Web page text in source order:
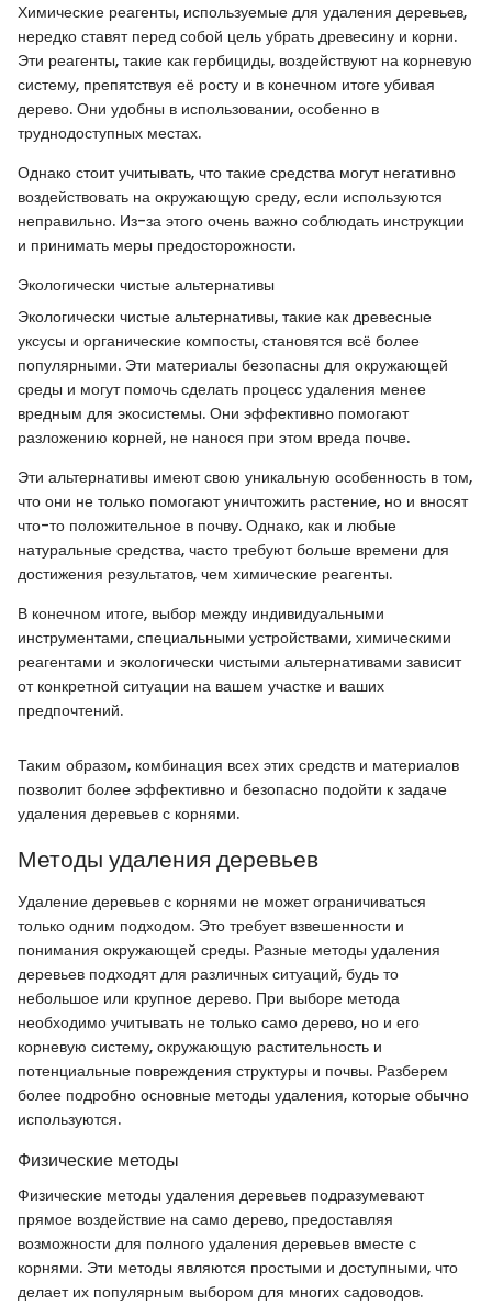
Химические реагенты, используемые для удаления деревьев,
нередко ставят перед собой цель убрать древесину и корни.
Эти реагенты, такие как гербициды, воздействуют на корневую
систему, препятствуя её росту и в конечном итоге убивая
дерево. Они удобны в использовании, особенно в
труднодоступных местах.
Однако стоит учитывать, что такие средства могут негативно
воздействовать на окружающую среду, если используются
неправильно. Из-за этого очень важно соблюдать инструкции
и принимать меры предосторожности.
Экологически чистые альтернативы
Экологически чистые альтернативы, такие как древесные
уксусы и органические компосты, становятся всё более
популярными. Эти материалы безопасны для окружающей
среды и могут помочь сделать процесс удаления менее
вредным для экосистемы. Они эффективно помогают
разложению корней, не нанося при этом вреда почве.
Эти альтернативы имеют свою уникальную особенность в том,
что они не только помогают уничтожить растение, но и вносят
что-то положительное в почву. Однако, как и любые
натуральные средства, часто требуют больше времени для
достижения результатов, чем химические реагенты.
В конечном итоге, выбор между индивидуальными
инструментами, специальными устройствами, химическими
реагентами и экологически чистыми альтернативами зависит
от конкретной ситуации на вашем участке и ваших
предпочтений.
Таким образом, комбинация всех этих средств и материалов
позволит более эффективно и безопасно подойти к задаче
удаления деревьев с корнями.
Методы удаления деревьев
Удаление деревьев с корнями не может ограничиваться
только одним подходом. Это требует взвешенности и
понимания окружающей среды. Разные методы удаления
деревьев подходят для различных ситуаций, будь то
небольшое или крупное дерево. При выборе метода
необходимо учитывать не только само дерево, но и его
корневую систему, окружающую растительность и
потенциальные повреждения структуры и почвы. Разберем
более подробно основные методы удаления, которые обычно
используются.
Физические методы
Физические методы удаления деревьев подразумевают
прямое воздействие на само дерево, предоставляя
возможности для полного удаления деревьев вместе с
корнями. Эти методы являются простыми и доступными, что
делает их популярным выбором для многих садоводов.